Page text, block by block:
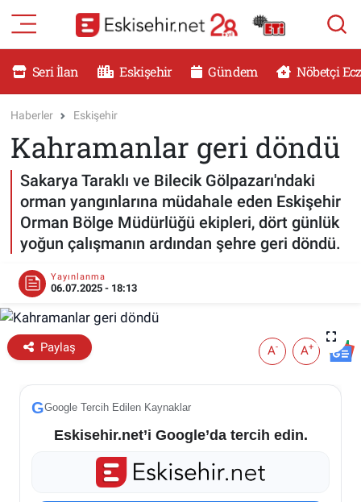
Seri İlan Eskişehir Gündem Nöbetçi
Haberler Eskişehir
Kahramanlar geri döndü
Sakarya Taraklı ve Bilecik Gölpazarı'ndaki
orman yangınlarına müdahale eden Eskişehir
Orman Bölge Müdürlüğü ekipleri, dört günlük
yoğun çalışmanın ardından şehre geri döndü.
Yayınlanma
06.07.2025 - 18:13
Paylaş A- A+
GGoogle Tercih Edilen Kaynaklar
Eskisehir.net’i Google’da tercih edin.
RESMİ İLANLAR
DÜNYA
SAĞLIK
MAGAZİN
TEKNOLOJİ
YEMEK
ESKİŞEHİR NÖBETÇİ ECZANELER
Eskişehir Haber İçerikleri
Eskişehir Hava Durumu
Eskişehir Nöbetçi Eczaneler
Eskişehir Namaz Vakitleri
Eskişehir Trafik Yoğunluk Haritası
Süper Lig Puan Durumu ve Fikstür
Son Dakika Haberleri
Haber Arşivi